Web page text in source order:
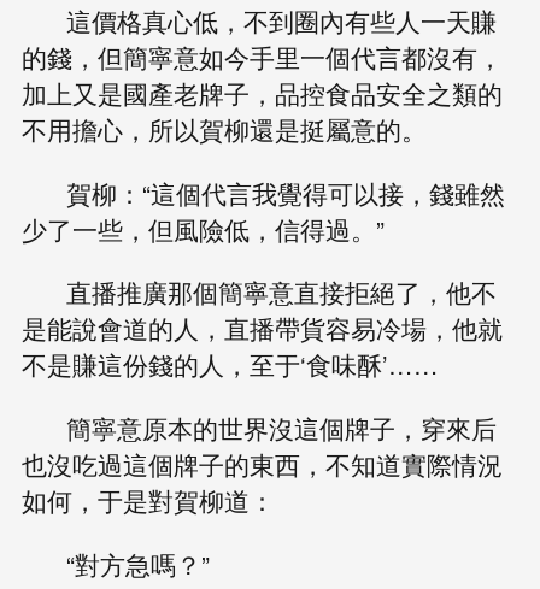
這價格真心低，不到圈內有些人一天賺
的錢，但簡寧意如今手里一個代言都沒有，
加上又是國產老牌子，品控食品安全之類的
不用擔心，所以賀柳還是挺屬意的。
賀柳：“這個代言我覺得可以接，錢雖然
少了一些，但風險低，信得過。”
直播推廣那個簡寧意直接拒絕了，他不
是能說會道的人，直播帶貨容易冷場，他就
不是賺這份錢的人，至于‘食味酥’……
簡寧意原本的世界沒這個牌子，穿來后
也沒吃過這個牌子的東西，不知道實際情況
如何，于是對賀柳道：
“對方急嗎？”